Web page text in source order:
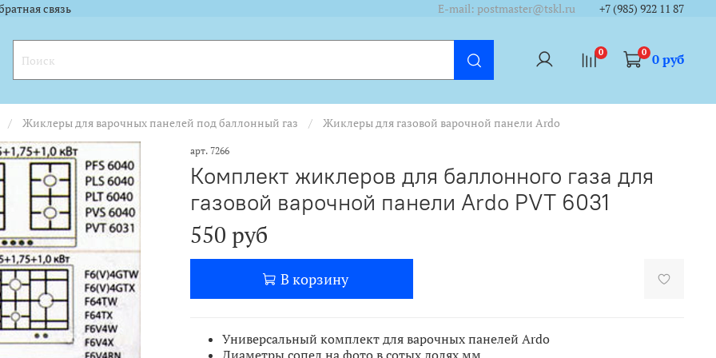
связь E-mail: postmaster@tskl.ru +7 (985) 922 11 87
0 0 0 руб
Жиклеры для варочных панелей под баллонный газ Жиклеры для газовой варочной панели Ardo
арт. 7266
Комплект жиклеров для баллонного газа для
газовой варочной панели Ardo PVT 6031
550 руб
В корзину
Универсальный комплект для варочных панелей Ardo
width="88" height="31" alt="" border="0" src="https://yandex.ru/cycounter?https://www.tskl.ru&theme=dark&lang=ru"/></a>
width="88" height="31" alt="" border="0" src="https://yandex.ru/cycounter?https://www.tskl.ru&theme=dark&lang=ru"/></a>